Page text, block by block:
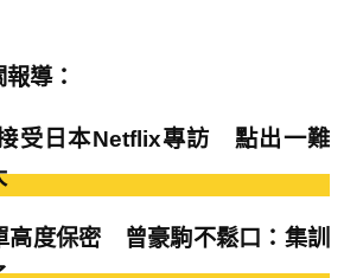
導：
受日本Netflix專訪 點出一難
高度保密 曾豪駒不鬆口：集訓